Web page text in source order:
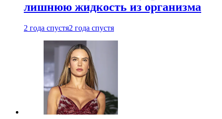
лишнюю жидкость из организма
2 года спустя2 года спустя